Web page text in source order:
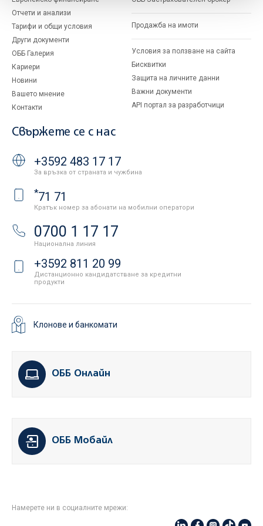
Отчети и анализи
Тарифи и общи условия
Други документи
ОББ Галерия
Кариери
Новини
Вашето мнение
Контакти
Продажба на имоти
Условия за ползване на сайта
Бисквитки
Защита на личните данни
Важни документи
API портал за разработчици
Свържете се с нас
+3592 483 17 17
За връзка от страната и чужбина
*71 71
Кратък номер за абонати на мобилни оператори
0700 1 17 17
Национална линия
+3592 811 20 99
Дистанционно кандидатстване за кредитни
продукти
Клонове и банкомати
ОББ Онлайн
ОББ Мобайл
Намерете ни в социалните мрежи: